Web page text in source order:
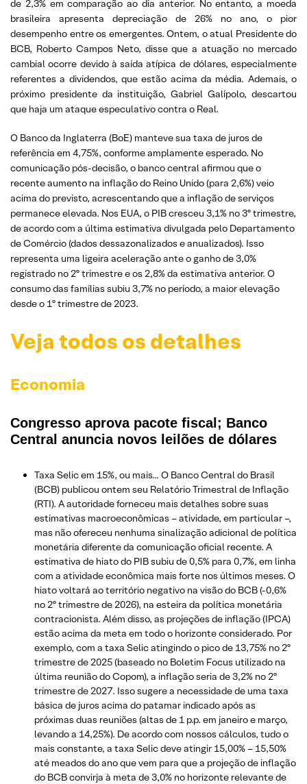
de 2,3% em comparação ao dia anterior. No entanto, a moeda
brasileira apresenta depreciação de 26% no ano, o pior
desempenho entre os emergentes. Ontem, o atual Presidente do
BCB, Roberto Campos Neto, disse que a atuação no mercado
cambial ocorre devido à saída atípica de dólares, especialmente
referentes a dividendos, que estão acima da média. Ademais, o
próximo presidente da instituição, Gabriel Galípolo, descartou
que haja um ataque especulativo contra o Real.
O Banco da Inglaterra (BoE) manteve sua taxa de juros de
referência em 4,75%, conforme amplamente esperado. No
comunicação pós-decisão, o banco central afirmou que o
recente aumento na inflação do Reino Unido (para 2,6%) veio
acima do previsto, acrescentando que a inflação de serviços
permanece elevada. Nos EUA, o PIB cresceu 3,1% no 3º trimestre,
de acordo com a última estimativa divulgada pelo Departamento
de Comércio (dados dessazonalizados e anualizados). Isso
representa uma ligeira aceleração ante o ganho de 3,0%
registrado no 2º trimestre e os 2,8% da estimativa anterior. O
consumo das famílias subiu 3,7% no período, a maior elevação
desde o 1º trimestre de 2023.
Veja todos os detalhes
Economia
Congresso aprova pacote fiscal; Banco
Central anuncia novos leilões de dólares
Taxa Selic em 15%, ou mais… O Banco Central do Brasil
(BCB) publicou ontem seu Relatório Trimestral de Inflação
(RTI). A autoridade forneceu mais detalhes sobre suas
estimativas macroeconômicas – atividade, em particular –,
mas não ofereceu nenhuma sinalização adicional de política
monetária diferente da comunicação oficial recente. A
estimativa de hiato do PIB subiu de 0,5% para 0,7%, em linha
com a atividade econômica mais forte nos últimos meses. O
hiato voltará ao território negativo na visão do BCB (-0,6%
no 2º trimestre de 2026), na esteira da política monetária
contracionista. Além disso, as projeções de inflação (IPCA)
estão acima da meta em todo o horizonte considerado. Por
exemplo, com a taxa Selic atingindo o pico de 13,75% no 2º
trimestre de 2025 (baseado no Boletim Focus utilizado na
última reunião do Copom), a inflação seria de 3,2% no 2º
trimestre de 2027. Isso sugere a necessidade de uma taxa
básica de juros acima do patamar indicado após as
próximas duas reuniões (altas de 1 p.p. em janeiro e março,
levando a 14,25%). De acordo com nossos cálculos, tudo o
mais constante, a taxa Selic deve atingir 15,00% – 15,50%
até meados do ano que vem para que a projeção de inflação
do BCB convirja à meta de 3,0% no horizonte relevante de